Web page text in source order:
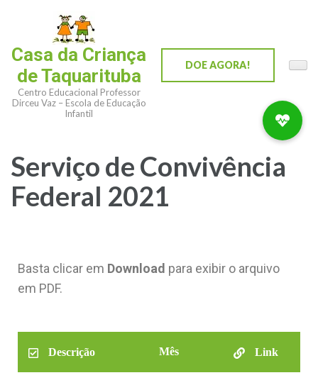
Casa da Criança
de Taquarituba
Centro Educacional Professor
Dirceu Vaz – Escola de Educação
Infantil
DOE AGORA!
Serviço de Convivência
Federal 2021
Basta clicar em Download para exibir o arquivo
em PDF.
Descrição Mês Link